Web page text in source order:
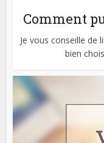
Comment
Je vous conseille de
bien